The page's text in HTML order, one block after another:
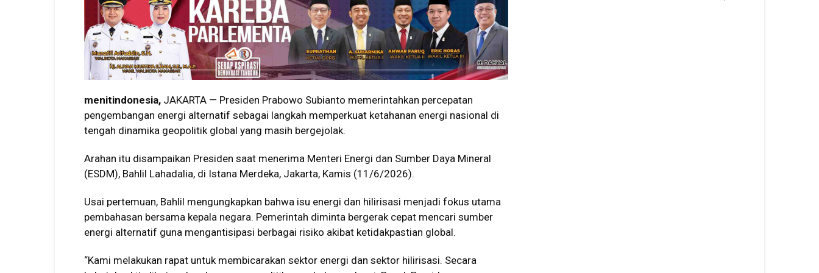
menitindonesia, JAKARTA — Presiden Prabowo Subianto memerintahkan percepatan
pengembangan energi alternatif sebagai langkah memperkuat ketahanan energi nasional di
tengah dinamika geopolitik global yang masih bergejolak.
Arahan itu disampaikan Presiden saat menerima Menteri Energi dan Sumber Daya Mineral
(ESDM), Bahlil Lahadalia, di Istana Merdeka, Jakarta, Kamis (11/6/2026).
Usai pertemuan, Bahlil mengungkapkan bahwa isu energi dan hilirisasi menjadi fokus utama
pembahasan bersama kepala negara. Pemerintah diminta bergerak cepat mencari sumber
energi alternatif guna mengantisipasi berbagai risiko akibat ketidakpastian global.
“Kami melakukan rapat untuk membicarakan sektor energi dan sektor hilirisasi. Secara